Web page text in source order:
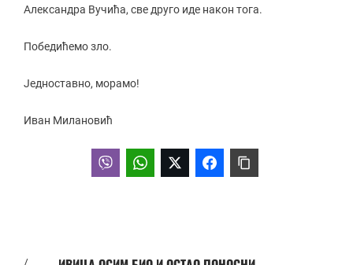
Александра Вучића, све друго иде након тога.
Победићемо зло.
Једноставно, морамо!
Иван Милановић